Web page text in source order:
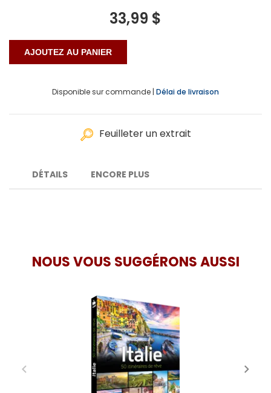
33,99 $
Disponible sur commande | Délai de livraison
Feuilleter un extrait
DÉTAILS ENCORE PLUS
NOUS VOUS SUGGÉRONS AUSSI